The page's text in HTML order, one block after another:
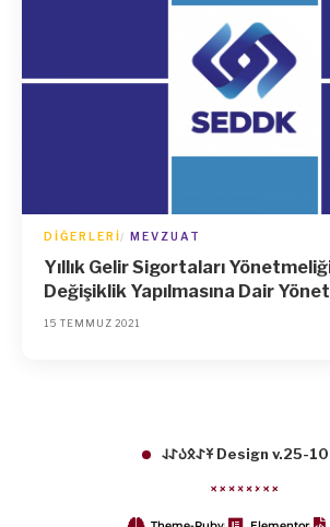
DIĞERLERI MEVZUAT
Yıllık Gelir Sigortaları
Değişiklik Yapılmasına Dair
15 TEMMUZ 2021
𐱁𐰀𐰋𐰉𐰀𐰞 Design v.25-10